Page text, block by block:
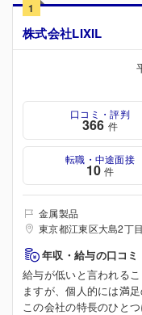
1
株式会社LIXIL
口コミ・評判
366 件
転職・中途面接
10 件
金属製品
東京都江東区大島2丁
年収・給与の口コミ
給与が低いと言われる
ますが、個人的には満足
この会社の特長のひと